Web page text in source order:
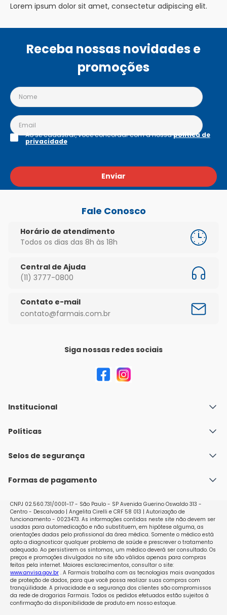
Lorem ipsum dolor sit amet, consectetur adipiscing elit.
Receba nossas novidades e
promoções
Enviar
Ao se cadastrar, você concordar com a nossapolítica de
privacidade
Fale Conosco
Horário de atendimento
Todos os dias das 8h às 18h
Central de Ajuda
(11) 3777-0800
Contato e-mail
contato@farmais.com.br
Siga nossas redes sociais
Institucional
Quem Somos
Nossas lojas
Políticas
Política de Envio
Políticas de Trocas e Devoluções
Selos de segurança
Formas de pagamento
CNPJ 02.560.731/0001-17 - São Paulo - SP Avenida Guerino Oswaldo 313 -
Centro - Descalvado | Angelita Cirelli e CRF 58 013 | Autorização de
funcionamento - 0023473. As informações contidas neste site não devem ser
usadas para automedicação e não substituem, em hipótese alguma, as
orientações dadas pelo profissional da área médica. Somente o médico está
apto a diagnosticar qualquer problema de saúde e prescrever o tratamento
adequado. Ao persistirem os sintomas, um médico deverá ser consultado. Os
preços e promoções divulgados no site são válidos apenas para compras
feitas pela internet. Maiores esclarecimentos, consultar o site:
www.anvisa.gov.br. A Farmais trabalha com as tecnologias mais avançadas
de proteção de dados, para que você possa realizar suas compras com
tranqüilidade. A privacidade e a segurança dos clientes são compromissos
da rede de drogarias Farmais. Todos os pedidos efetuados estão sujeitos à
confirmação da disponibilidade de produto em nosso estoque.